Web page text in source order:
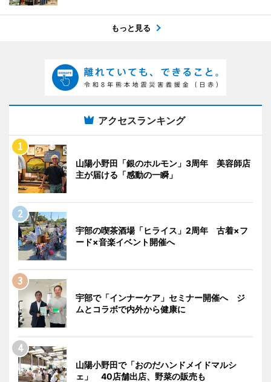
もっと見る
アクセスランキング
山陽小野田「銀のホルモン」3周年 美容師店
主が届ける「感動の一瞬」
宇部の喫茶酒場「ヒライス」2周年 古着×フ
ード×音楽イベント開催へ
宇部で「インナーケア」セミナー開催へ ジ
ムとコラボで内外から健康に
山陽小野田で「おのだハンドメイドマルシ
ェ」 40店舗出店、野菜の販売も